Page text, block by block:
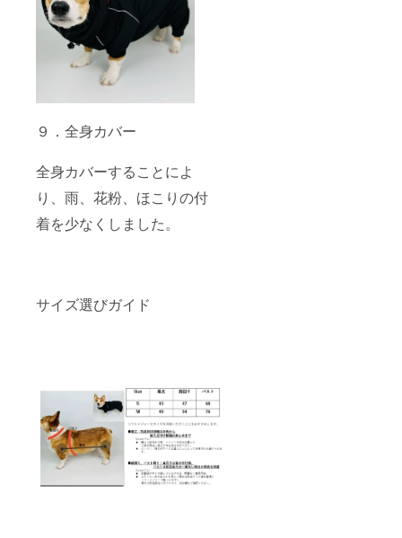
９．全身カバー
全身カバーすることによ
り、雨、花粉、ほこりの付
着を少なくしました。
サイズ選びガイド